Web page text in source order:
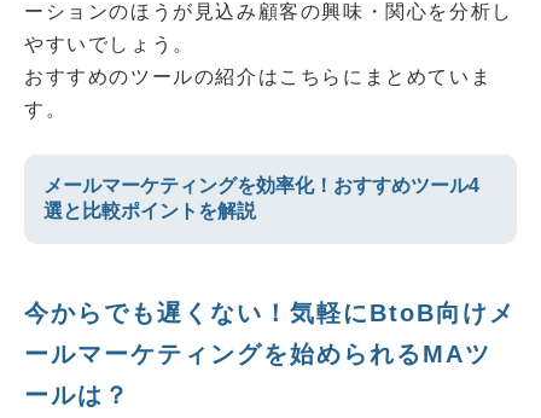
ーションのほうが見込み顧客の興味・関心を分析し
やすいでしょう。
おすすめのツールの紹介はこちらにまとめていま
す。
メールマーケティングを効率化！おすすめツール4
選と比較ポイントを解説
今からでも遅くない！気軽にBtoB向けメ
ールマーケティングを始められるMAツ
ールは？